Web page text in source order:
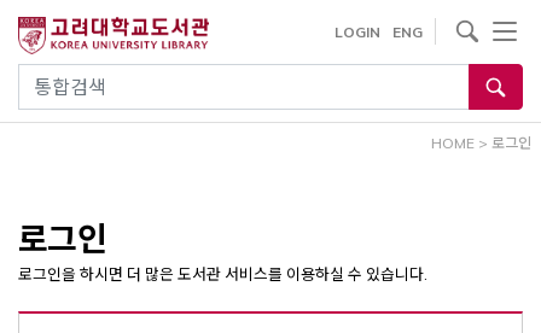
건
통합검색
LOGIN ENG
사이트내 검색
HOME > 로그인
로그인
로그인을 하시면 더 많은 도서관 서비스를 이용하실 수 있습니다.